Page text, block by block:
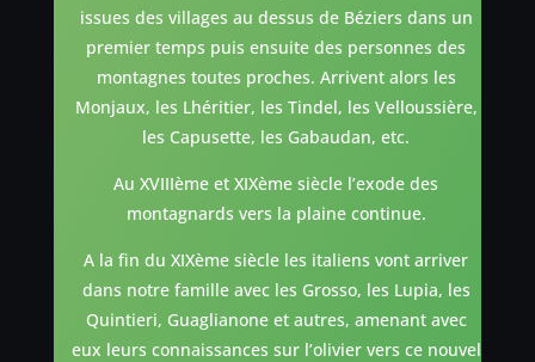
issues des villages au dessus de Béziers dans un
premier temps puis ensuite des personnes des
montagnes toutes proches. Arrivent alors les
Monjaux, les Lhéritier, les Tindel, les Velloussière,
les Capusette, les Gabaudan, etc.
Au XVIIIème et XIXème siècle l’exode des
montagnards vers la plaine continue.
A la fin du XIXème siècle les italiens vont arriver
dans notre famille avec les Grosso, les Lupia, les
Quintieri, Guaglianone et autres, amenant avec
eux leurs connaissances sur l’olivier vers ce nouvel